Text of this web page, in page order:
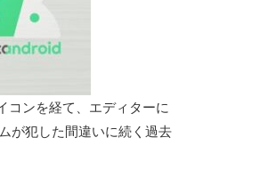
コンを経て、エディターに
が犯した間違いに続く過去